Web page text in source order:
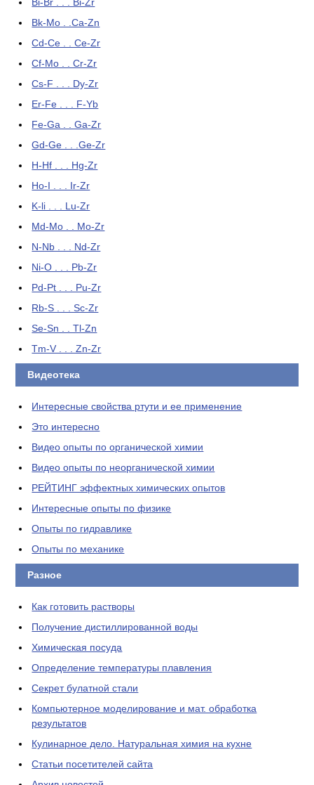
Bk-Mo . .Ca-Zn
Cd-Ce . . Ce-Zr
Cf-Mo . . Cr-Zr
Cs-F . . . Dy-Zr
Er-Fe . . . F-Yb
Fe-Ga . . Ga-Zr
Gd-Ge . . .Ge-Zr
H-Hf . . . Hg-Zr
Ho-I . . . Ir-Zr
K-li . . . Lu-Zr
Md-Mo . . Mo-Zr
N-Nb . . . Nd-Zr
Ni-O . . . Pb-Zr
Pd-Pt . . . Pu-Zr
Rb-S . . . Sc-Zr
Se-Sn . . Tl-Zn
Tm-V . . . Zn-Zr
Видеотека
Интересные свойства ртути и ее применение
Это интересно
Видео опыты по органической химии
Видео опыты по неорганической химии
РЕЙТИНГ эффектных химических опытов
Интересные опыты по физике
Опыты по гидравлике
Опыты по механике
Разное
Как готовить растворы
Получение дистиллированной воды
Химическая посуда
Определение температуры плавления
Секрет булатной стали
Компьютерное моделирование и мат. обработка
результатов
Кулинарное дело. Натуральная химия на кухне
Статьи посетителей сайта